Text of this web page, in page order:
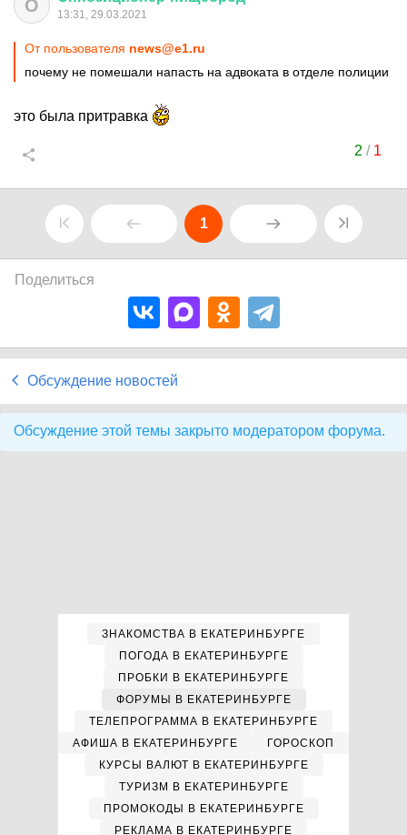
О 13:31, 29.03.2021
От пользователя news@e1.ru
почему не помешали напасть на адвоката в отделе полиции
это была притравка
2 / 1
1
Поделиться
Обсуждение новостей
Обсуждение этой темы закрыто модератором форума.
ЗНАКОМСТВА В ЕКАТЕРИНБУРГЕ
ПОГОДА В ЕКАТЕРИНБУРГЕ
ПРОБКИ В ЕКАТЕРИНБУРГЕ
ФОРУМЫ В ЕКАТЕРИНБУРГЕ
ТЕЛЕПРОГРАММА В ЕКАТЕРИНБУРГЕ
АФИША В ЕКАТЕРИНБУРГЕ
ГОРОСКОП
КУРСЫ ВАЛЮТ В ЕКАТЕРИНБУРГЕ
ТУРИЗМ В ЕКАТЕРИНБУРГЕ
ПРОМОКОДЫ В ЕКАТЕРИНБУРГЕ
РЕКЛАМА В ЕКАТЕРИНБУРГЕ